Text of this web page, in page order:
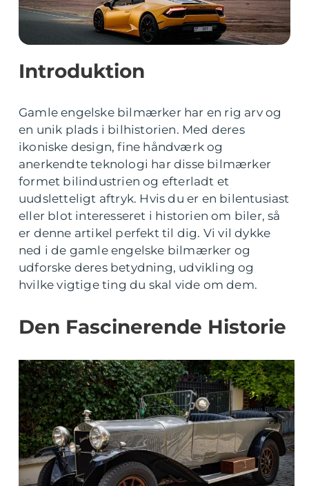
Introduktion
Gamle engelske bilmærker har en rig arv og
en unik plads i bilhistorien. Med deres
ikoniske design, fine håndværk og
anerkendte teknologi har disse bilmærker
formet bilindustrien og efterladt et
uudsletteligt aftryk. Hvis du er en bilentusiast
eller blot interesseret i historien om biler, så
er denne artikel perfekt til dig. Vi vil dykke
ned i de gamle engelske bilmærker og
udforske deres betydning, udvikling og
hvilke vigtige ting du skal vide om dem.
Den Fascinerende Historie